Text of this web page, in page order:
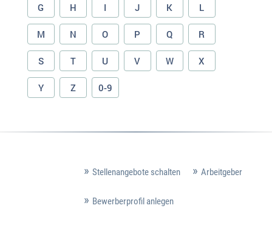
G H I J K L
M N O P Q R
S T U V W X
Y Z 0-9
Stellenangebote schalten Arbeitgeber
Bewerberprofil anlegen